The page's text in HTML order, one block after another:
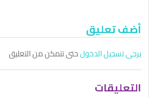
أضف تعليق
يرجى تسجيل الدخولحتى تتمكن من التعليق
التعليقات